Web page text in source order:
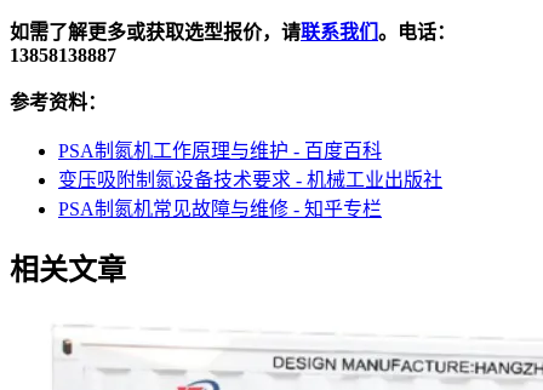
如需了解更多或获取选型报价，请联系我们 。电话：
13858138887
参考资料：
PSA制氮机工作原理与维护 - 百度百科
变压吸附制氮设备技术要求 - 机械工业出版社
PSA制氮机常见故障与维修 - 知乎专栏
相关文章